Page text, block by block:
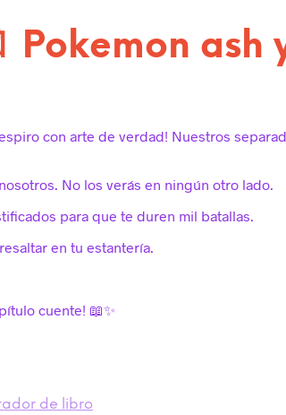
Pokemon ash
con arte de verdad! Nuestros
No los verás en ningún otro lado.
para que te duren mil batallas.
en tu estantería.
cuente! 📖✨
de libro